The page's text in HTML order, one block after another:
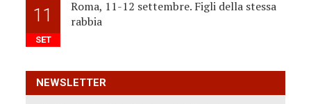
11
SET
Roma, 11-12 settembre. Figli della stessa
rabbia
NEWSLETTER